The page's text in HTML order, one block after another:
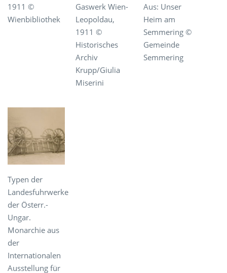
1911 ©
Wienbibliothek
Gaswerk Wien-
Leopoldau,
1911 ©
Historisches
Archiv
Krupp/Giulia
Miserini
Aus: Unser
Heim am
Semmering ©
Gemeinde
Semmering
Typen der
Landesfuhrwerke
der Österr.-
Ungar.
Monarchie aus
der
Internationalen
Ausstellung für